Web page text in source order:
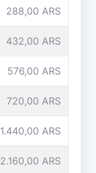
288,00 ARS
432,00 ARS
576,00 ARS
720,00 ARS
1.440,00 ARS
2.160,00 ARS